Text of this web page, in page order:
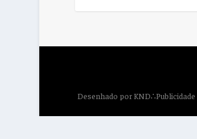
Desenhado porKND∴Publicidade